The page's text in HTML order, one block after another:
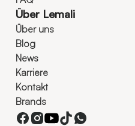
Über Lemali
Über uns
Blog
News
Karriere
Kontakt
Brands